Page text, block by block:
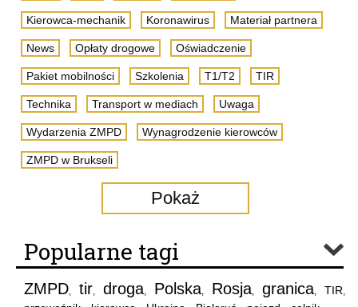
Kierowca-mechanik Koronawirus Materiał partnera
News Opłaty drogowe Oświadczenie
Pakiet mobilności Szkolenia T1/T2 TIR
Technika Transport w mediach Uwaga
Wydarzenia ZMPD Wynagrodzenie kierowców
ZMPD w Brukseli
Pokaż
Popularne tagi
ZMPD tir droga Polska Rosja granica TIR